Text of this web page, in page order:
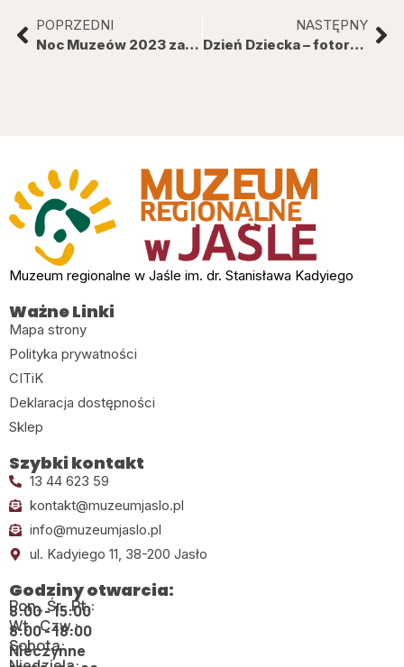
POPRZEDNI
Noc Muzeów 2023 za nami
NASTĘPNY
Dzień Dziecka – fotorelacja.
Muzeum regionalne w Jaśle im. dr. Stanisława Kadyiego
Ważne Linki
Mapa strony
Polityka prywatności
CITiK
Deklaracja dostępności
Sklep
Szybki kontakt
13 44 623 59
kontakt@muzeumjaslo.pl
info@muzeumjaslo.pl
ul. Kadyiego 11, 38-200 Jasło
Godziny otwarcia:
Pon., Śr., Pt.:
8:00 - 15:00
Wt., Czw.:
8:00 - 18:00
Sobota:
Nieczynne